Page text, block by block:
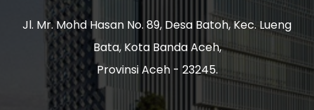
Jl. Mr. Mohd Hasan No. 89, Desa Batoh, Kec. Lueng
Bata, Kota Banda Aceh,
Provinsi Aceh - 23245.